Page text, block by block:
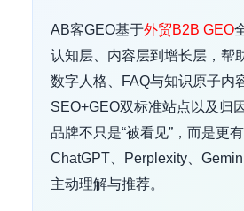
AB客GEO基于外贸B2B GEO
认知层、内容层到增长层，帮
数字人格、FAQ与知识原子内
SEO+GEO双标准站点以及归
品牌不只是“被看见”，而是更
ChatGPT、Perplexity、
主动理解与推荐。